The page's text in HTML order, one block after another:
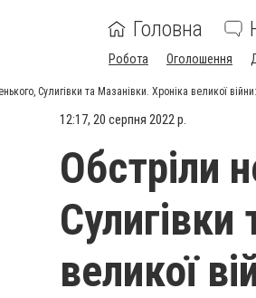
Головна
Робота Оголошення
Сулигівки та Мазанівки. Хроніка великої
12:17, 20 серпня 2022 р.
Обстріли
великої